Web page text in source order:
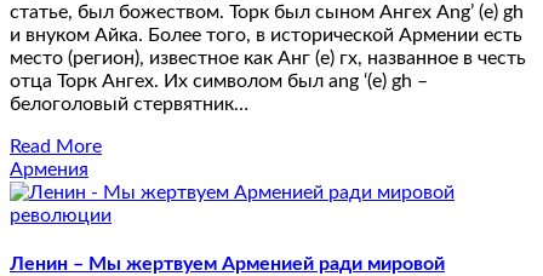
статье, был божеством. Торк был сыном Ангех Ang’ (e) gh
и внуком Айка. Более того, в исторической Армении есть
место (регион), известное как Анг (е) гх, названное в честь
отца Торк Ангех. Их символом был ang ‘(e) gh –
белоголовый стервятник…
Read More
Армения
Ленин – Мы жертвуем Арменией ради мировой